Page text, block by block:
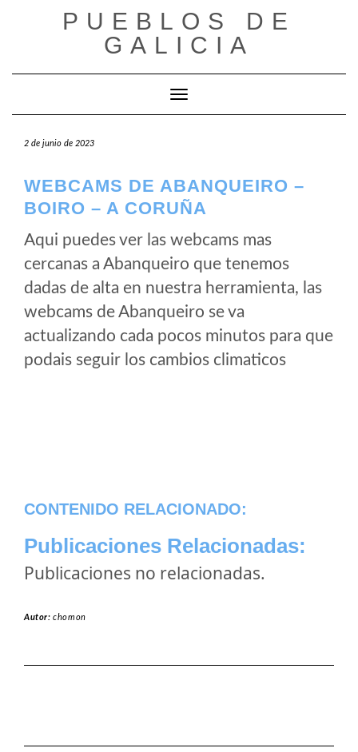
PUEBLOS DE
GALICIA
Cambiar modo de navegación
2 de junio de 2023
WEBCAMS DE ABANQUEIRO –
BOIRO – A CORUÑA
Aqui puedes ver las webcams mas
cercanas a Abanqueiro que tenemos
dadas de alta en nuestra herramienta, las
webcams de Abanqueiro se va
actualizando cada pocos minutos para que
podais seguir los cambios climaticos
CONTENIDO RELACIONADO:
Publicaciones Relacionadas:
Publicaciones no relacionadas.
Autor:chomon